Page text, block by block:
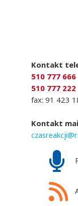
Kontakt
510 777 666
510 777 222
fax: 91 423
Kontakt